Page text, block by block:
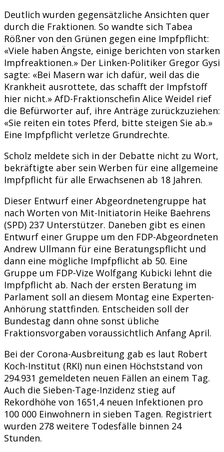
Deutlich wurden gegensätzliche Ansichten quer
durch die Fraktionen. So wandte sich Tabea
Rößner von den Grünen gegen eine Impfpflicht:
«Viele haben Ängste, einige berichten von starken
Impfreaktionen.» Der Linken-Politiker Gregor Gysi
sagte: «Bei Masern war ich dafür, weil das die
Krankheit ausrottete, das schafft der Impfstoff
hier nicht.» AfD-Fraktionschefin Alice Weidel rief
die Befürworter auf, ihre Anträge zurückzuziehen:
«Sie reiten ein totes Pferd, bitte steigen Sie ab.»
Eine Impfpflicht verletze Grundrechte.
Scholz meldete sich in der Debatte nicht zu Wort,
bekräftigte aber sein Werben für eine allgemeine
Impfpflicht für alle Erwachsenen ab 18 Jahren.
Dieser Entwurf einer Abgeordnetengruppe hat
nach Worten von Mit-Initiatorin Heike Baehrens
(SPD) 237 Unterstützer. Daneben gibt es einen
Entwurf einer Gruppe um den FDP-Abgeordneten
Andrew Ullmann für eine Beratungspflicht und
dann eine mögliche Impfpflicht ab 50. Eine
Gruppe um FDP-Vize Wolfgang Kubicki lehnt die
Impfpflicht ab. Nach der ersten Beratung im
Parlament soll an diesem Montag eine Experten-
Anhörung stattfinden. Entscheiden soll der
Bundestag dann ohne sonst übliche
Fraktionsvorgaben voraussichtlich Anfang April.
Bei der Corona-Ausbreitung gab es laut Robert
Koch-Institut (RKI) nun einen Höchststand von
294.931 gemeldeten neuen Fällen an einem Tag.
Auch die Sieben-Tage-Inzidenz stieg auf
Rekordhöhe von 1651,4 neuen Infektionen pro
100 000 Einwohnern in sieben Tagen. Registriert
wurden 278 weitere Todesfälle binnen 24
Stunden.